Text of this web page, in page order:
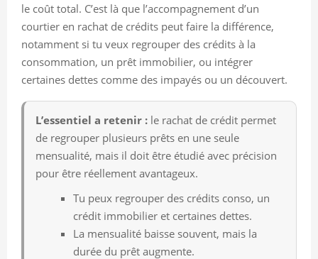
le coût total. C’est là que l’accompagnement d’un
courtier en rachat de crédits peut faire la différence,
notamment si tu veux regrouper des crédits à la
consommation, un prêt immobilier, ou intégrer
certaines dettes comme des impayés ou un découvert.
L’essentiel a retenir : le rachat de crédit permet
de regrouper plusieurs prêts en une seule
mensualité, mais il doit être étudié avec précision
pour être réellement avantageux.
Tu peux regrouper des crédits conso, un
crédit immobilier et certaines dettes.
La mensualité baisse souvent, mais la
durée du prêt augmente.